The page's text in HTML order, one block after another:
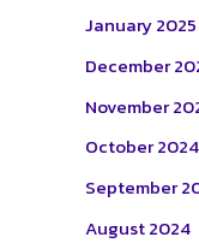
January 2025
December
November
October 2024
September
August 2024